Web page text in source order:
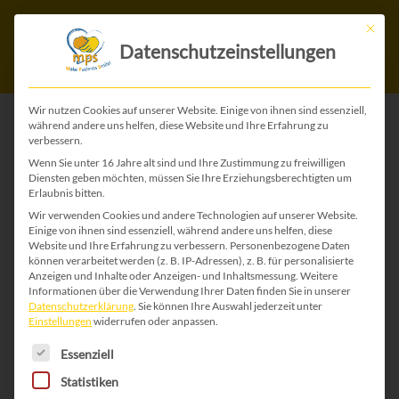
Start/Ostermarkt/ Ostern 91
Mit
Datenschutzeinstellungen
Wir nutzen Cookies auf unserer Website. Einige von ihnen sind essenziell,
während andere uns helfen, diese Website und Ihre Erfahrung zu
verbessern.
Wenn Sie unter 16 Jahre alt sind und Ihre Zustimmung zu freiwilligen
Diensten geben möchten, müssen Sie Ihre Erziehungsberechtigten um
Erlaubnis bitten.
Wir verwenden Cookies und andere Technologien auf unserer Website.
Einige von ihnen sind essenziell, während andere uns helfen, diese
Website und Ihre Erfahrung zu verbessern. Personenbezogene Daten
können verarbeitet werden (z. B. IP-Adressen), z. B. für personalisierte
Anzeigen und Inhalte oder Anzeigen- und Inhaltsmessung. Weitere
Informationen über die Verwendung Ihrer Daten finden Sie in unserer
Datenschutzerklärung. Sie können Ihre Auswahl jederzeit unter
Einstellungen widerrufen oder anpassen.
Es folgt eine Liste der Service-Gruppen, für die
Essenziell
Statistiken